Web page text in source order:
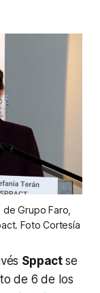
Grupo Faro,
Foto Cortesía
Sppact se
de 6 de los